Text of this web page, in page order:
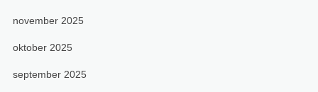
november 2025
oktober 2025
september 2025